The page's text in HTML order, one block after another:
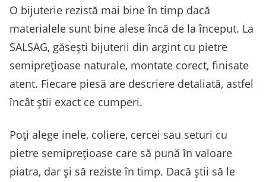
O bijuterie rezistă mai bine în timp dacă
materialele sunt bine alese încă de la început. La
SALSAG, găsești bijuterii din argint cu pietre
semiprețioase naturale, montate corect, finisate
atent. Fiecare piesă are descriere detaliată, astfel
încât știi exact ce cumperi.
Poți alege inele, coliere, cercei sau seturi cu
pietre semiprețioase care să pună în valoare
piatra, dar și să reziste în timp. Dacă știi să le